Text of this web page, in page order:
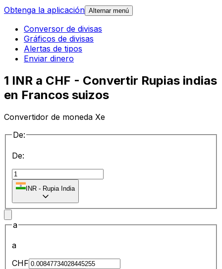
Obtenga la aplicación Alternar menú
Conversor de divisas
Gráficos de divisas
Alertas de tipos
Enviar dinero
1 INR a CHF - Convertir Rupias indias
en Francos suizos
Convertidor de moneda Xe
De:
De:
INR - Rupia India
a
a
CHF